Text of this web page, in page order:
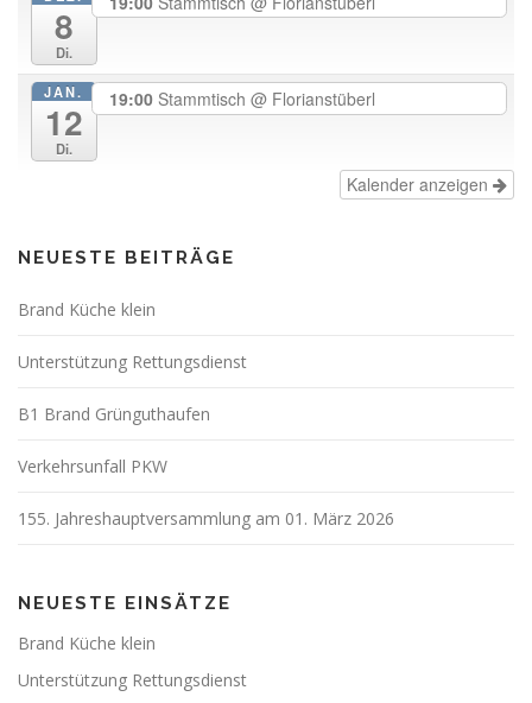
8
Di.
JAN.
12
Di.
19:00 Stammtisch @ Florianstüberl
Kalender anzeigen
NEUESTE BEITRÄGE
Brand Küche klein
Unterstützung Rettungsdienst
B1 Brand Grünguthaufen
Verkehrsunfall PKW
155. Jahreshauptversammlung am 01. März 2026
NEUESTE EINSÄTZE
Brand Küche klein
Unterstützung Rettungsdienst